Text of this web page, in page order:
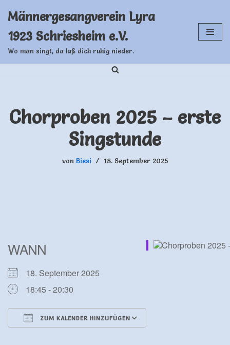
Inhalt
springen
Männergesangverein Lyra
1923 Schriesheim e.V.
Wo man singt, da laß dich ruhig nieder.
Chorproben 2025 – erste
Singstunde
von Biesi 18. September 2025
WANN
18. September 2025
18:45 - 20:30
ZUM KALENDER HINZUFÜGEN